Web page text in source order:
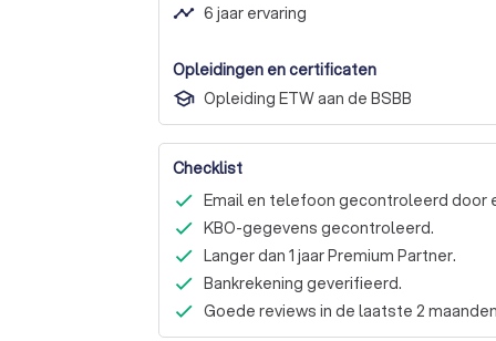
timeline 6 jaar ervaring
Opleidingen en certificaten
Opleiding ETW aan de BSBB
Checklist
Email en telefoon gecontroleerd door
KBO-gegevens gecontroleerd.
Langer dan 1 jaar Premium Partner.
Bankrekening geverifieerd.
Goede reviews in de laatste 2